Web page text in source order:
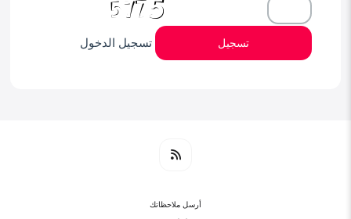
تسجيل تسجيل الدخول
أرسل ملاحظاتك